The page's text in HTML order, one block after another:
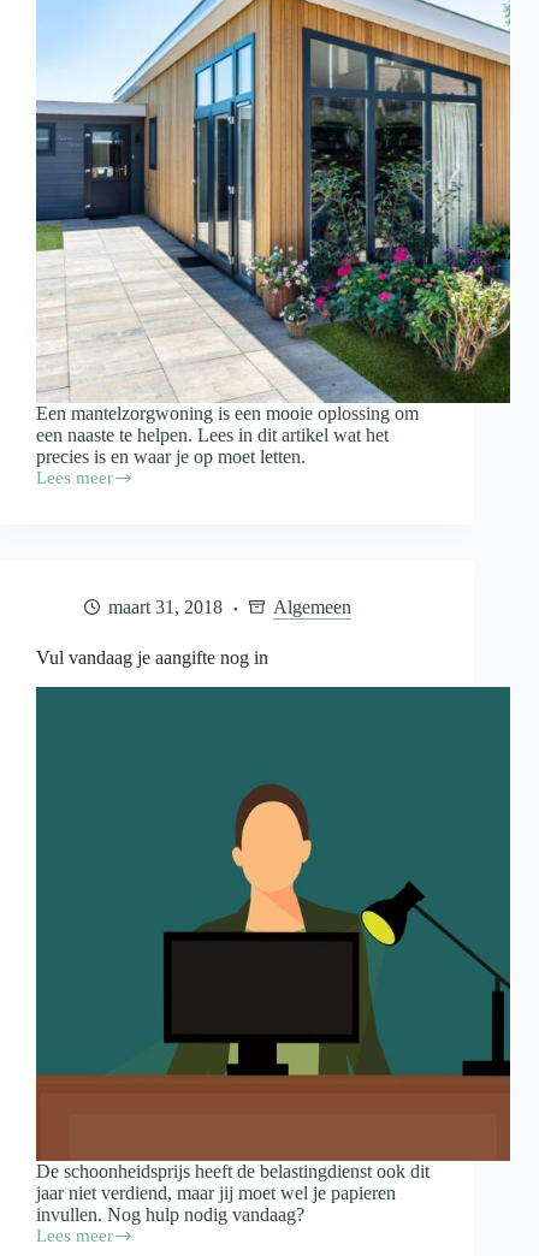
Een mantelzorgwoning is een mooie oplossing om
een naaste te helpen. Lees in dit artikel wat het
precies is en waar je op moet letten.
Lees meer
De
omgeving
maart 31, 2018 Algemeen
Vul vandaag je aangifte nog in
De schoonheidsprijs heeft de belastingdienst ook dit
jaar niet verdiend, maar jij moet wel je papieren
invullen. Nog hulp nodig vandaag?
Lees meer
Vul